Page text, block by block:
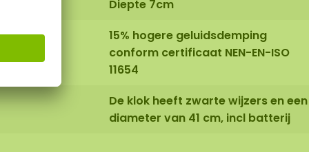
Diepte 7cm
15% hogere geluidsdemping
conform certificaat NEN-EN-ISO
11654
De klok heeft zwarte wijzers en een
diameter van 41 cm, incl batterij